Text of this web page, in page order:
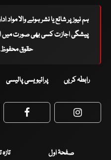
ہم نیوز پر شائع یا نشر ہونے والا
پیشگی اجازت کسی بھی صورت میں
حقوق محفوظ
رابطہ کریں پرائیویسی پالیسی
Facebook
صفحۂ اول